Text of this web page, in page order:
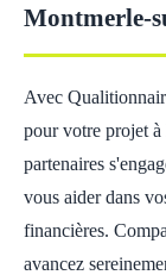
Montmerle-
Avec
pour votre projet
partenaires
vous aider dans
financières.
avancez